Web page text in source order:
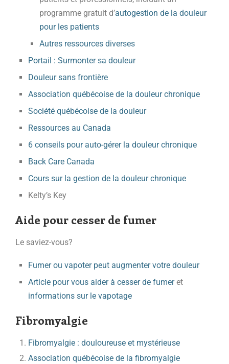
programme gratuit d’autogestion de la douleur
pour les patients
Autres ressources diverses
Portail : Surmonter sa douleur
Douleur sans frontière
Association québécoise de la douleur chronique
Société québécoise de la douleur
Ressources au Canada
6 conseils pour auto-gérer la douleur chronique
Back Care Canada
Cours sur la gestion de la douleur chronique
Kelty’s Key
Aide pour cesser de fumer
Le saviez-vous?
Fumer ou vapoter peut augmenter votre douleur
Article pour vous aider à cesser de fumeret
informations sur le vapotage
Fibromyalgie
Fibromyalgie : douloureuse et mystérieuse
Association québécoise de la fibromyalgie